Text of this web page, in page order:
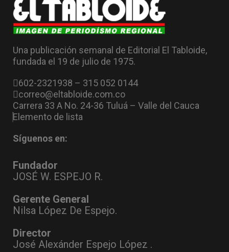
Una publicación semanal de Editorial El Tabloide,
fundada el 19 de julio de 1975.
602-2321938 – 315 052 0144
correo@eltabloide.com.co
Carrera 33 A No. 24-36 Tuluá – Valle del Cauca
Elemento de lista
Síguenos en:
Fundador
JOSÉ W. ESPEJO R.
Gerente General
Nilsa López De Espejo.
Director
José Alexánder Espejo López .